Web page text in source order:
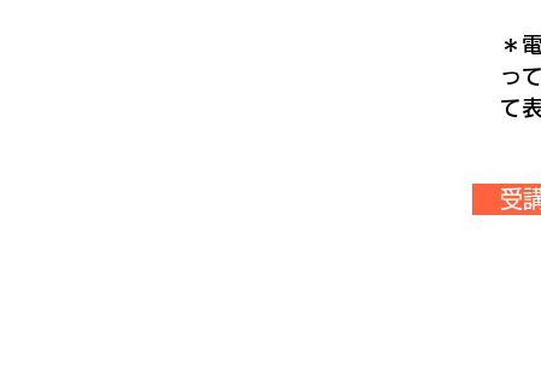
＊
っ
て
受